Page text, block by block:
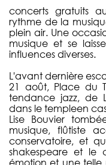
concerts gratuits
rythme de la
plein air. Une
musique et se
influences diverses.
L'avant dernière
21 août, Place du
tendance jazz, de
dans le templeen
Lise Bouvier
musique, flûtiste
conservatoire, et
shakespeare et le